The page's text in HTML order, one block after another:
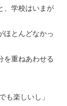
、学校はいまが
ほとんどなかっ
を重ねあわせる
も楽しいし」